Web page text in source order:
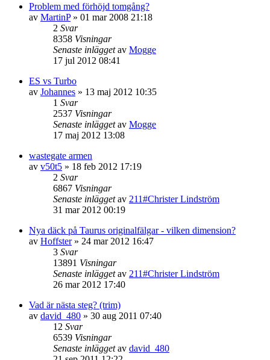
Problem med förhöjd tomgång?
av MartinP» 01 mar 2008 21:18
2 Svar
8358 Visningar
Senaste inläggetav Mogge
17 jul 2012 08:41
ES vs Turbo
av Johannes » 13 maj 2012 10:35
1 Svar
2537 Visningar
Senaste inläggetav Mogge
17 maj 2012 13:08
wastegate armen
av v50t5 » 18 feb 2012 17:19
2 Svar
6867 Visningar
Senaste inläggetav 211#Christer Lindström
31 mar 2012 00:19
Nya däck på Taurus originalfälgar - vilken dimension?
av Hoffster» 24 mar 2012 16:47
3 Svar
13891 Visningar
Senaste inläggetav 211#Christer Lindström
26 mar 2012 17:40
Vad är nästa steg? (trim)
av david_480 » 30 aug 2011 07:40
12 Svar
6539 Visningar
Senaste inläggetav david_480